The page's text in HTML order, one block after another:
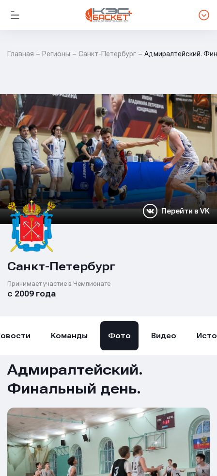
Главная Регионы Санкт-Петербург Адмиралтейский.
Перейти в VK
Санкт-Петербург
Принимает участие в Чемпионате
с 2009 года
Команды Фото Видео
Адмиралтейский.
Финальный день.